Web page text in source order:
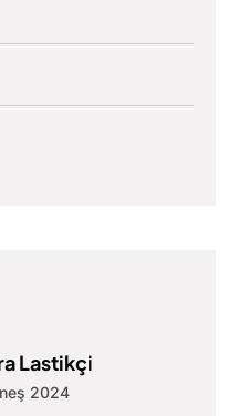
Lastikçi
2024